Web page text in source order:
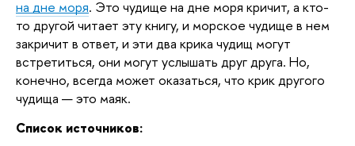
на дне моря. Это чудище на дне моря кричит, а кто-
то другой читает эту книгу, и морское чудище в нем
закричит в ответ, и эти два крика чудищ могут
встретиться, они могут услышать друг друга. Но,
конечно, всегда может оказаться, что крик другого
чудища — это маяк.
Список источников: